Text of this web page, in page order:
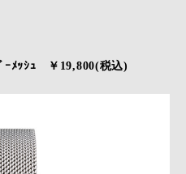
ﾒｯｼｭ ￥19,800(税込)